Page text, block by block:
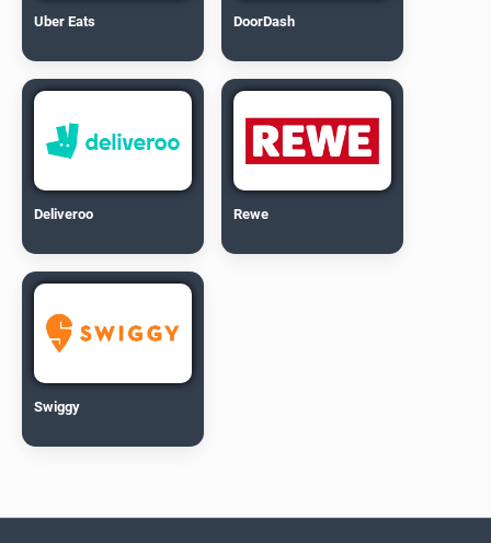
Uber Eats DoorDash
Deliveroo Rewe
Swiggy